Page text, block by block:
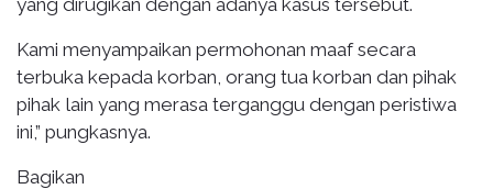
Kami menyampaikan permohonan maaf secara
terbuka kepada korban, orang tua korban dan pihak
pihak lain yang merasa terganggu dengan peristiwa
ini,” pungkasnya.
Bagikan